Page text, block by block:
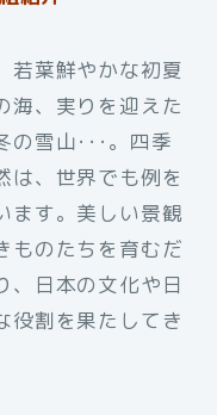
若葉鮮やかな初夏
海、実りを迎えた
の雪山･･･。四季
は、世界でも例を
ます。美しい景観
ものたちを育むだ
、日本の文化や日
役割を果たしてき